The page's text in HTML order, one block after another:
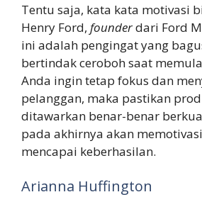
Tentu saja, kata kata motivasi
Henry Ford, founderdari Ford
ini adalah pengingat yang
bertindak ceroboh saat
Anda ingin tetap fokus dan
pelanggan, maka pastikan
ditawarkan benar-benar
pada akhirnya akan
mencapai keberhasilan.
Arianna Huffington